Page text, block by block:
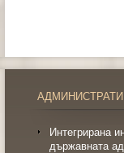
Интегрирана
държавната